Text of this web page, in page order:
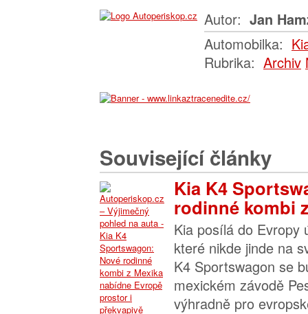
Autor: Jan
Automobilka:
Rubrika: Archiv
Související články
Kia K4
rodinné kombi
Kia posílá do Evropy
které nikde jinde na
K4 Sportswagon se
mexickém závodě
výhradně pro